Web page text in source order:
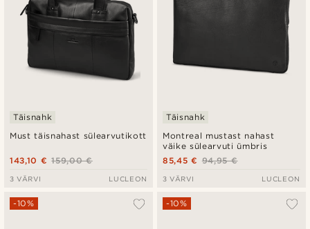
Must täisnahast sülearvutikott
Täisnahk
159,00 €
143,10 €
3 VÄRVI LUCLEON
Montreal mustast nahast
väike sülearvuti ümbris
Täisnahk
94,95 €
85,45 €
3 VÄRVI LUCLEON
-10% -10%